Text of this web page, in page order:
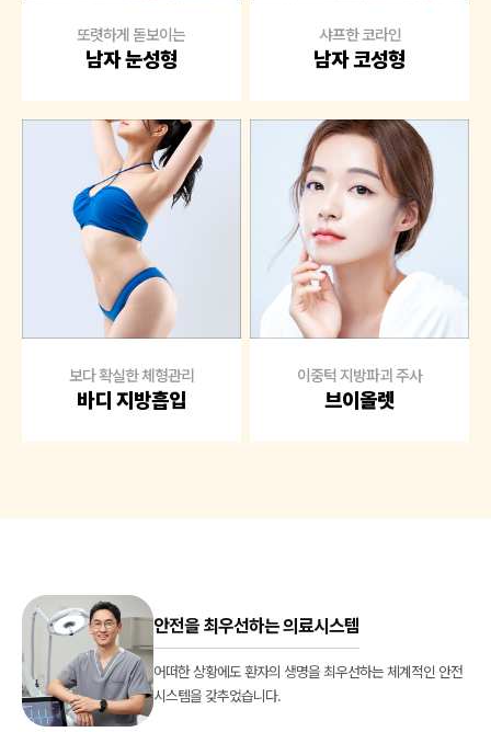
또렷하게 돋보이는
남자 눈성형
샤프한 코라인
남자 코성형
보다 확실한 체형관리
바디 지방흡입
이중턱 지방파괴 주사
브이올렛
안전을 최우선하는 의료시스템
어떠한 상황에도 환자의 생명을 최우선하는체계적인 안전
시스템을 갖추었습니다.